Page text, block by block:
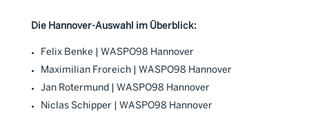
Die Hannover-Auswahl im Überblick:
Felix Benke | WASPO98 Hannover
Maximilian Froreich | WASPO98 Hannover
Jan Rotermund | WASPO98 Hannover
Niclas Schipper | WASPO98 Hannover